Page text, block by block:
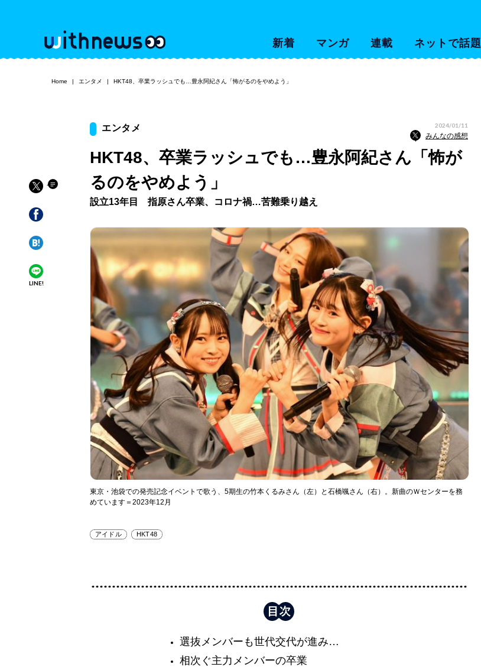
新着 マンガ 連載 ネットで話題
Home エンタメ HKT48、卒業ラッシュでも…豊永阿紀さん「怖がるのをやめよう」
LINE!
エンタメ 2024/01/11
みんなの感想
HKT48、卒業ラッシュでも…豊永阿紀さん「怖が
るのをやめよう」
設立13年目 指原さん卒業、コロナ禍…苦難乗り越え
東京・池袋での発売記念イベントで歌う、5期生の竹本くるみさん（左）と石橋颯さん（右）。新曲のＷセンターを務
めています＝2023年12月
アイドル HKT48
選抜メンバーも世代交代が進み…
相次ぐ主力メンバーの卒業